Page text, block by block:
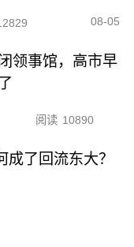
08-05
领事馆，高市早
阅读 10890
了回流东大？